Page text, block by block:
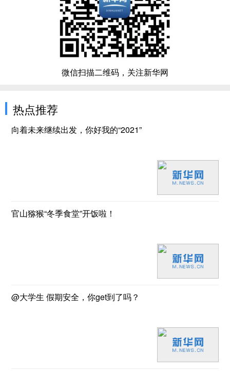
微信扫描二维码，关注新华网
热点推荐
向着未来继续出发，你好我的“2021”
官山猕猴“冬季食堂”开饭啦！
@大学生 假期安全，你get到了吗？